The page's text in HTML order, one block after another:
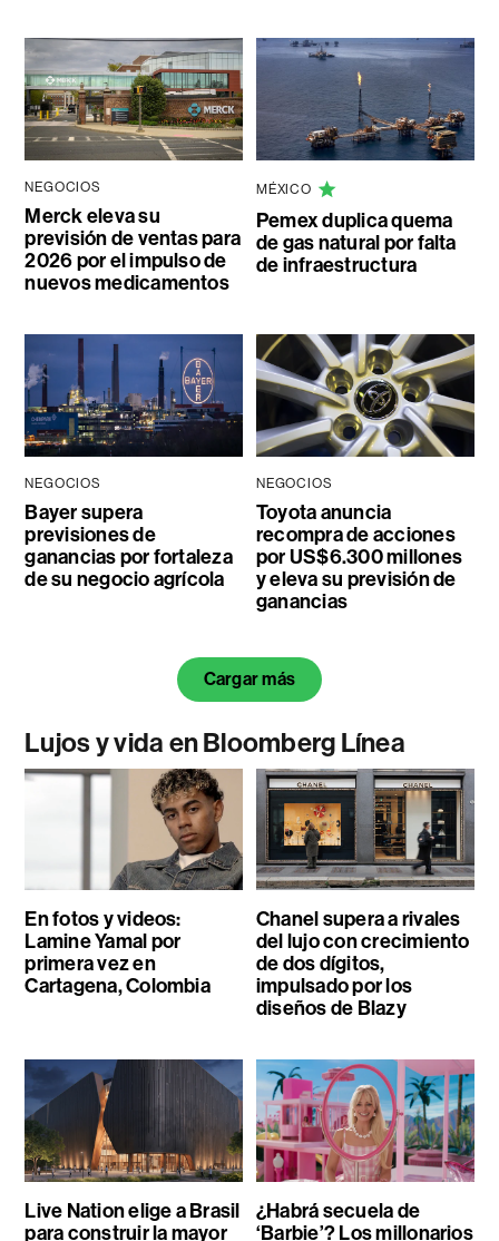
NEGOCIOS
Merck eleva su
previsión de ventas para
2026 por el impulso de
nuevos medicamentos
MÉXICO
Pemex duplica quema
de gas natural por falta
de infraestructura
NEGOCIOS
Bayer supera
previsiones de
ganancias por fortaleza
de su negocio agrícola
NEGOCIOS
Toyota anuncia
recompra de acciones
por US$6.300 millones
y eleva su previsión de
ganancias
Cargar más
Lujos y vida en Bloomberg Línea
En fotos y videos:
Lamine Yamal por
primera vez en
Cartagena, Colombia
Chanel supera a rivales
del lujo con crecimiento
de dos dígitos,
impulsado por los
diseños de Blazy
Live Nation elige a Brasil
para construir la mayor
¿Habrá secuela de
‘Barbie’? Los millonarios